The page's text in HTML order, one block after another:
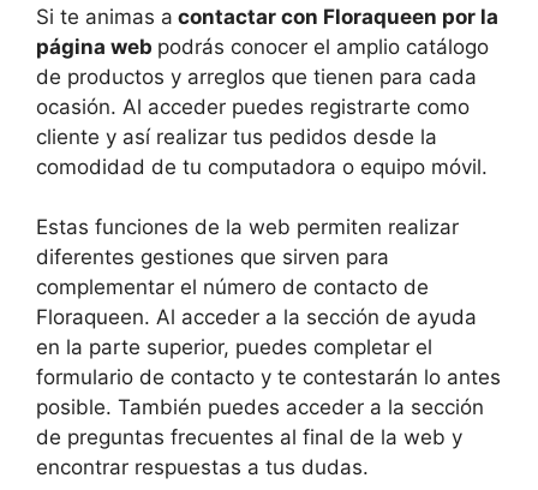
Si te animas a contactar con Floraqueen por la
página web podrás conocer el amplio catálogo
de productos y arreglos que tienen para cada
ocasión. Al acceder puedes registrarte como
cliente y así realizar tus pedidos desde la
comodidad de tu computadora o equipo móvil.
Estas funciones de la web permiten realizar
diferentes gestiones que sirven para
complementar el número de contacto de
Floraqueen. Al acceder a la sección de ayuda
en la parte superior, puedes completar el
formulario de contacto y te contestarán lo antes
posible. También puedes acceder a la sección
de preguntas frecuentes al final de la web y
encontrar respuestas a tus dudas.